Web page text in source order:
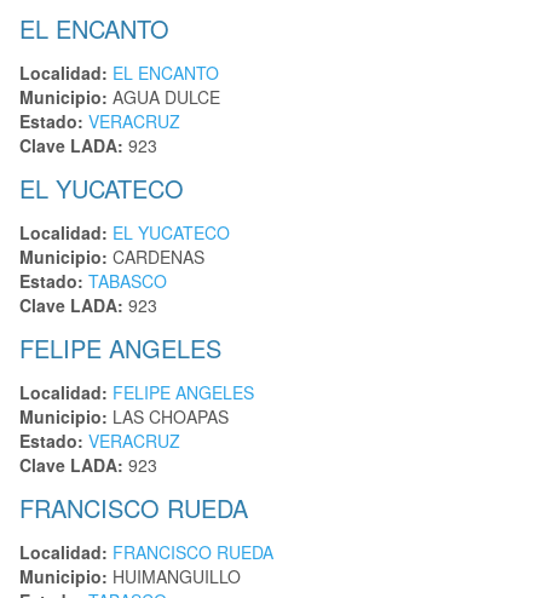
EL ENCANTO
Localidad: EL ENCANTO
Municipio: AGUA DULCE
Estado: VERACRUZ
Clave LADA: 923
EL YUCATECO
Localidad: EL YUCATECO
Municipio: CARDENAS
Estado: TABASCO
Clave LADA: 923
FELIPE ANGELES
Localidad: FELIPE ANGELES
Municipio: LAS CHOAPAS
Estado: VERACRUZ
Clave LADA: 923
FRANCISCO RUEDA
Localidad: FRANCISCO RUEDA
Municipio: HUIMANGUILLO